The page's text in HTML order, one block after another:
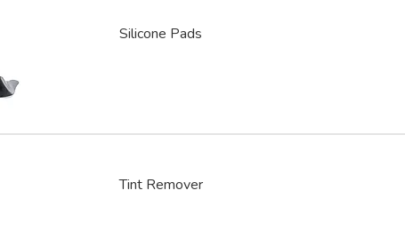
Silicone Pads
Tint Remover